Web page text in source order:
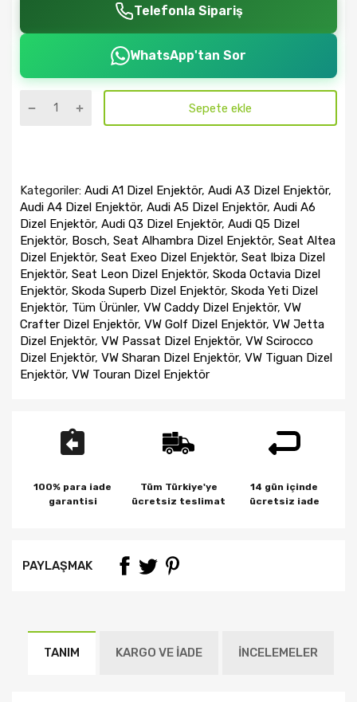
Telefonla Sipariş
WhatsApp'tan Sor
Sepete ekle
Kategoriler: Audi A1 Dizel Enjektör, Audi A3 Dizel Enjektör,
Audi A4 Dizel Enjektör, Audi A5 Dizel Enjektör, Audi A6
Dizel Enjektör, Audi Q3 Dizel Enjektör, Audi Q5 Dizel
Enjektör, Bosch, Seat Alhambra Dizel Enjektör, Seat Altea
Dizel Enjektör, Seat Exeo Dizel Enjektör, Seat Ibiza Dizel
Enjektör, Seat Leon Dizel Enjektör, Skoda Octavia Dizel
Enjektör, Skoda Superb Dizel Enjektör, Skoda Yeti Dizel
Enjektör, Tüm Ürünler, VW Caddy Dizel Enjektör, VW
Crafter Dizel Enjektör, VW Golf Dizel Enjektör, VW Jetta
Dizel Enjektör, VW Passat Dizel Enjektör, VW Scirocco
Dizel Enjektör, VW Sharan Dizel Enjektör, VW Tiguan Dizel
Enjektör, VW Touran Dizel Enjektör
100% para iade
garantisi
Tüm Türkiye'ye
ücretsiz teslimat
14 gün içinde
ücretsiz iade
PAYLAŞMAK
TANIM KARGO VE İADE İNCELEMELER